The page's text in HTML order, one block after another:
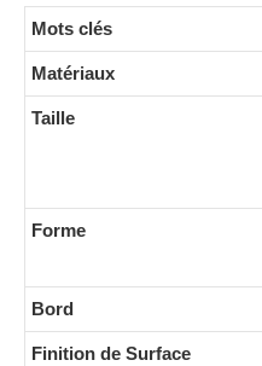
Mots clés
Matériaux
Taille
Forme
Bord
Finition de Surface